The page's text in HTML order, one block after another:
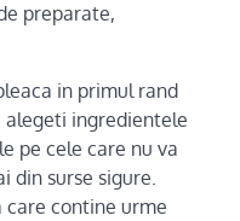
preparate,
in primul rand
alegeti ingredientele
pe cele care nu va
din surse sigure.
care contine urme